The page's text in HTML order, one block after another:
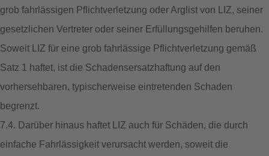
grob fahrlässigen Pflichtverletzung oder Arglist von LIZ, seiner
gesetzlichen Vertreter oder seiner Erfüllungsgehilfen beruhen.
Soweit LIZ für eine grob fahrlässige Pflichtverletzung gemäß
Satz 1 haftet, ist die Schadensersatzhaftung auf den
vorhersehbaren, typischerweise eintretenden Schaden
begrenzt.
7.4. Darüber hinaus haftet LIZ auch für Schäden, die durch
einfache Fahrlässigkeit verursacht werden, soweit die